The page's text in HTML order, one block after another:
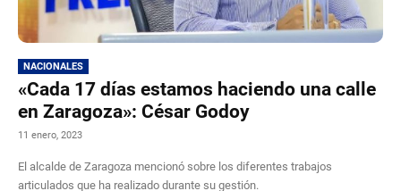
NACIONALES
«Cada 17 días estamos haciendo una calle
en Zaragoza»: César Godoy
11 enero, 2023
El alcalde de Zaragoza mencionó sobre los diferentes trabajos
articulados que ha realizado durante su gestión.